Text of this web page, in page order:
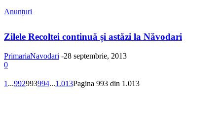
Anunțuri
Zilele Recoltei continuă și astăzi la Năvodari
PrimariaNavodari -28 septembrie, 2013
0
1 ...992993994...1.013Pagina 993 din 1.013